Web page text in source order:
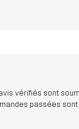
vérifiés sont
passées